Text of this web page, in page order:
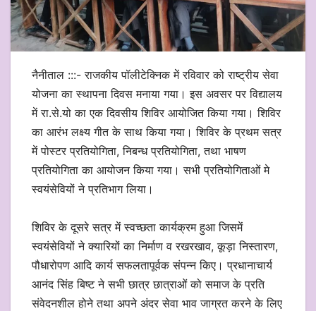
नैनीताल :::- राजकीय पॉलीटेक्निक में रविवार को राष्ट्रीय सेवा
योजना का स्थापना दिवस मनाया गया। इस अवसर पर विद्यालय
में रा.से.यो का एक दिवसीय शिविर आयोजित किया गया। शिविर
का आरंभ लक्ष्य गीत के साथ किया गया। शिविर के प्रथम सत्र
में पोस्टर प्रतियोगिता, निबन्ध प्रतियोगिता, तथा भाषण
प्रतियोगिता का आयोजन किया गया। सभी प्रतियोगिताओं मे
स्वयंसेवियों ने प्रतिभाग लिया।
शिविर के दूसरे सत्र में स्वच्छता कार्यक्रम हुआ जिसमें
स्वयंसेवियों ने क्यारियों का निर्माण व रखरखाव, कूड़ा निस्तारण,
पौधारोपण आदि कार्य सफलतापूर्वक संपन्न किए। प्रधानाचार्य
आनंद सिंह बिष्ट ने सभी छात्र छात्राओं को समाज के प्रति
संवेदनशील होने तथा अपने अंदर सेवा भाव जाग्रत करने के लिए